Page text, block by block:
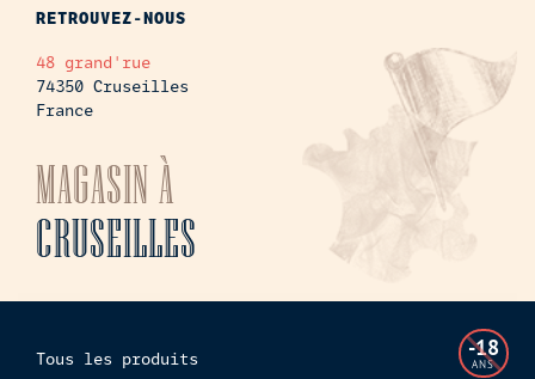
RETROUVEZ-NOUS
48 grand'rue
74350 Cruseilles
France
MAGASIN À
CRUSEILLES
Tous les produits
L'accès
à
-18
ANS